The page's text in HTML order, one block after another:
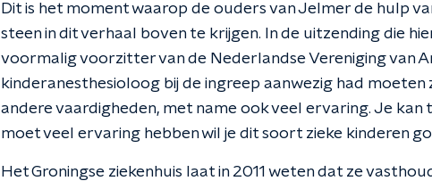
Dit is het moment waarop de ouders van Jelmer de hulp
steen in dit verhaal boven te krijgen. In de uitzending die
voormalig voorzitter van de Nederlandse Vereniging van
kinderanesthesioloog bij de ingreep aanwezig had moeten
andere vaardigheden, met name ook veel ervaring. Je kan
moet veel ervaring hebben wil je dit soort zieke kinderen
Het Groningse ziekenhuis laat in 2011 weten dat ze